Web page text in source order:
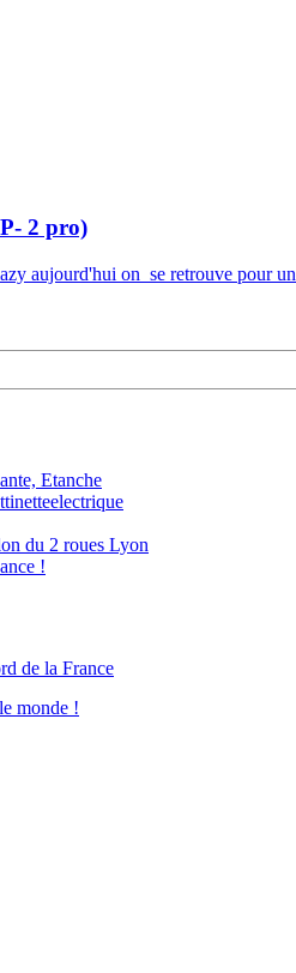
2 pro)
aujourd'hui on se retrouve pour
Etanche
du 2 roues Lyon
!
de la France
monde !